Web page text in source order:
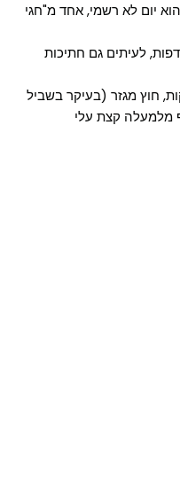
יום לא רשמי, אחד מ"חגי
לעיתים גם חתיכות
חוץ מגזר (בעיקר בשביל
מלמעלה קצת עלי